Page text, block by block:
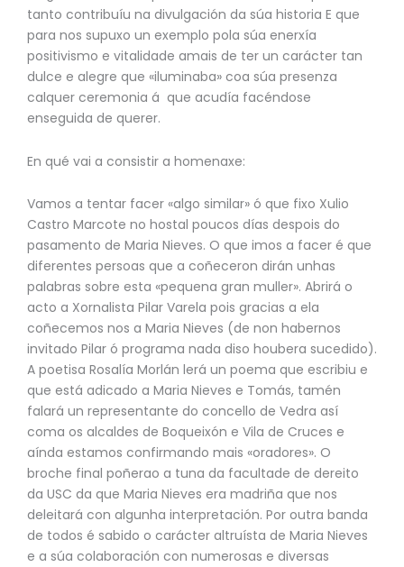
tanto contribuíu na divulgación da súa historia E que
para nos supuxo un exemplo pola súa enerxía
positivismo e vitalidade amais de ter un carácter tan
dulce e alegre que «iluminaba» coa súa presenza
calquer ceremonia á que acudía facéndose
enseguida de querer.
En qué vai a consistir a homenaxe:
Vamos a tentar facer «algo similar» ó que fixo Xulio
Castro Marcote no hostal poucos días despois do
pasamento de Maria Nieves. O que imos a facer é que
diferentes persoas que a coñeceron dirán unhas
palabras sobre esta «pequena gran muller». Abrirá o
acto a Xornalista Pilar Varela pois gracias a ela
coñecemos nos a Maria Nieves (de non habernos
invitado Pilar ó programa nada diso houbera sucedido).
A poetisa Rosalía Morlán lerá un poema que escribiu e
que está adicado a Maria Nieves e Tomás, tamén
falará un representante do concello de Vedra así
coma os alcaldes de Boqueixón e Vila de Cruces e
aínda estamos confirmando mais «oradores». O
broche final poñerao a tuna da facultade de dereito
da USC da que Maria Nieves era madriña que nos
deleitará con algunha interpretación. Por outra banda
de todos é sabido o carácter altruísta de Maria Nieves
e a súa colaboración con numerosas e diversas